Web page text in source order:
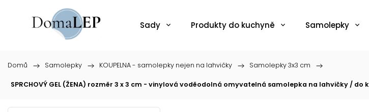
Sady Produkty do kuchyně Samolepky
Domů / Samolepky / KOUPELNA - samolepky nejen na lahvičky / Samolepky 3x3 cm /
SPRCHOVÝ GEL (ŽENA) rozměr 3 x 3 cm - vinylová voděodolná omyvatelná samolepka na lahvičky / do